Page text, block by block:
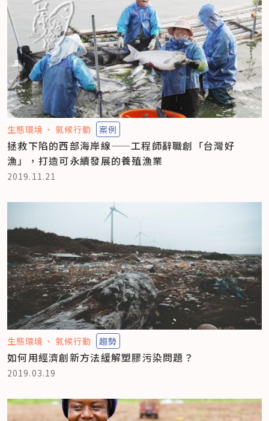
生態環境 氣候行動 案例
拯救下陷的西部海岸線——工程師辭職創「台灣好
漁」，打造可永續發展的養殖漁業
2019.11.21
生態環境 氣候行動 趨勢
如何用經濟創新方法緩解塑膠污染問題？
2019.03.19